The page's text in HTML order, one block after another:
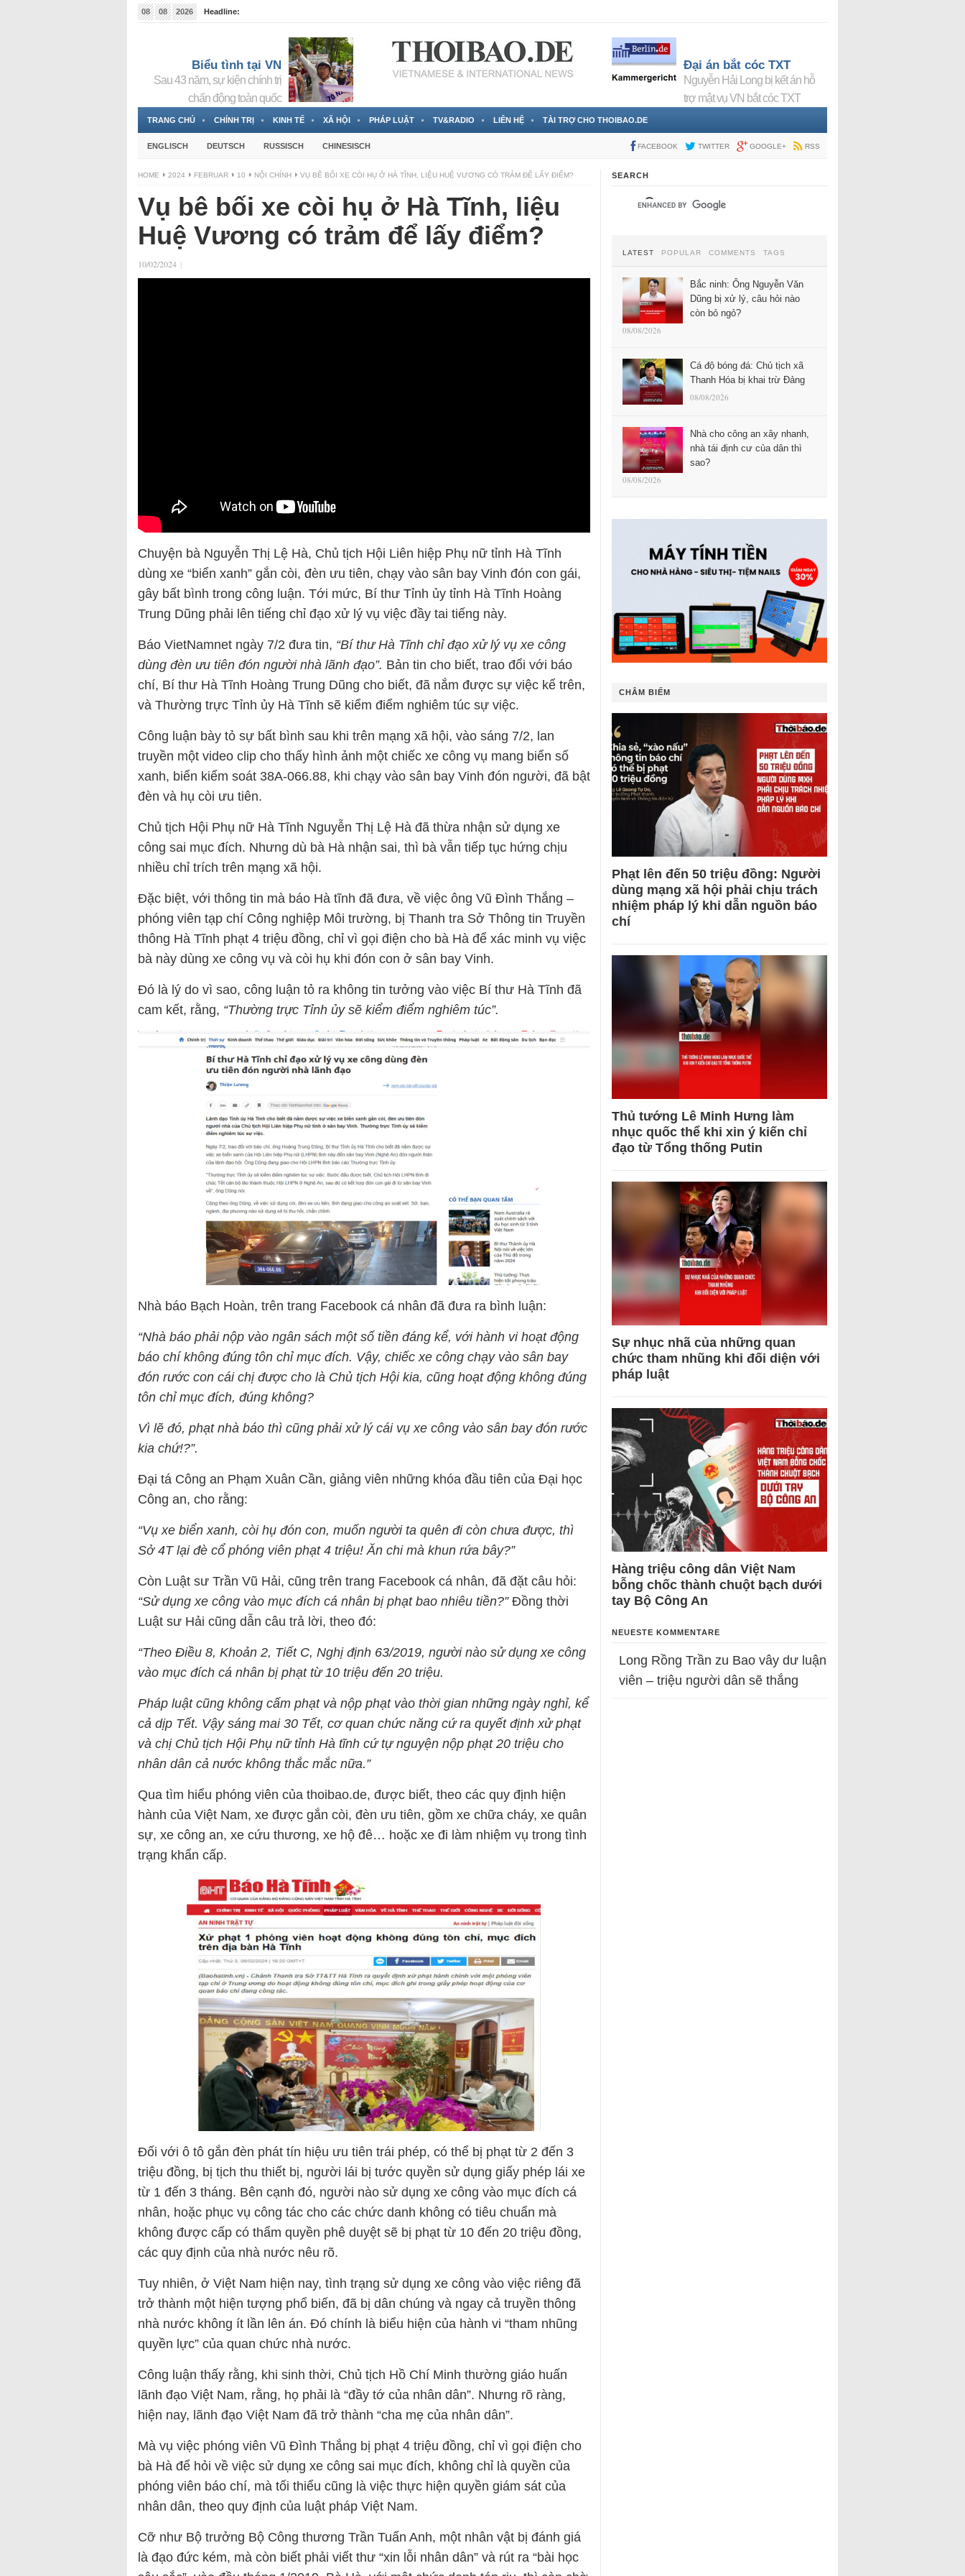
08 08 2026
Headline:
Biểu tình tại VN
Sau 43 năm, sự kiện chính trị
chấn động toàn quốc
Đại án bắt cóc TXT
Nguyễn Hải Long bị kết án hỗ
trợ mật vụ VN bắt cóc TXT
TRANG CHỦ CHÍNH TRỊ KINH TẾ XÃ HỘI PHÁP LUẬT TV&RADIO LIÊN HỆ TÀI TRỢ CHO THOIBAO.DE
ENGLISCH DEUTSCH RUSSISCH CHINESISCH FACEBOOK TWITTER GOOGLE+ RSS
HOME 2024 FEBRUAR 10 NỘI CHÍNH VỤ BÊ BỐI XE CÒI HỤ Ở HÀ TĨNH, LIỆU HUỆ VƯƠNG CÓ TRẢM ĐỂ LẤY ĐIỂM?
Vụ bê bối xe còi hụ ở Hà Tĩnh, liệu
Huệ Vương có trảm để lấy điểm?
10/02/2024 |
Chuyện bà Nguyễn Thị Lệ Hà, Chủ tịch Hội Liên hiệp Phụ nữ tỉnh Hà Tĩnh
dùng xe “biển xanh” gắn còi, đèn ưu tiên, chạy vào sân bay Vinh đón con gái,
gây bất bình trong công luận. Tới mức, Bí thư Tỉnh ủy tỉnh Hà Tĩnh Hoàng
Trung Dũng phải lên tiếng chỉ đạo xử lý vụ việc đầy tai tiếng này.
Báo VietNamnet ngày 7/2 đưa tin, “Bí thư Hà Tĩnh chỉ đạo xử lý vụ xe công
dùng đèn ưu tiên đón người nhà lãnh đạo”. Bản tin cho biết, trao đổi với báo
chí, Bí thư Hà Tĩnh Hoàng Trung Dũng cho biết, đã nắm được sự việc kể trên,
và Thường trực Tỉnh ủy Hà Tĩnh sẽ kiểm điểm nghiêm túc sự việc.
Công luận bày tỏ sự bất bình sau khi trên mạng xã hội, vào sáng 7/2, lan
truyền một video clip cho thấy hình ảnh một chiếc xe công vụ mang biển số
xanh, biển kiểm soát 38A-066.88, khi chạy vào sân bay Vinh đón người, đã bật
đèn và hụ còi ưu tiên.
Chủ tịch Hội Phụ nữ Hà Tĩnh Nguyễn Thị Lệ Hà đã thừa nhận sử dụng xe
công sai mục đích. Nhưng dù bà Hà nhận sai, thì bà vẫn tiếp tục hứng chịu
nhiều chỉ trích trên mạng xã hội.
Đặc biệt, với thông tin mà báo Hà tĩnh đã đưa, về việc ông Vũ Đình Thắng –
phóng viên tạp chí Công nghiệp Môi trường, bị Thanh tra Sở Thông tin Truyền
thông Hà Tĩnh phạt 4 triệu đồng, chỉ vì gọi điện cho bà Hà để xác minh vụ việc
bà này dùng xe công vụ và còi hụ khi đón con ở sân bay Vinh.
Đó là lý do vì sao, công luận tỏ ra không tin tưởng vào việc Bí thư Hà Tĩnh đã
cam kết, rằng, “Thường trực Tỉnh ủy sẽ kiểm điểm nghiêm túc”.
Nhà báo Bạch Hoàn, trên trang Facebook cá nhân đã đưa ra bình luận:
“Nhà báo phải nộp vào ngân sách một số tiền đáng kể, với hành vi hoạt động
báo chí không đúng tôn chỉ mục đích. Vậy, chiếc xe công chạy vào sân bay
đón rước con cái chị được cho là Chủ tịch Hội kia, cũng hoạt động không đúng
tôn chỉ mục đích, đúng không?
Vì lẽ đó, phạt nhà báo thì cũng phải xử lý cái vụ xe công vào sân bay đón rước
kia chứ!?”.
Đại tá Công an Phạm Xuân Cần, giảng viên những khóa đầu tiên của Đại học
Công an, cho rằng:
“Vụ xe biển xanh, còi hụ đón con, muốn người ta quên đi còn chưa được, thì
Sở 4T lại đè cổ phóng viên phạt 4 triệu! Ăn chi mà khun rứa bây?”
Còn Luật sư Trần Vũ Hải, cũng trên trang Facebook cá nhân, đã đặt câu hỏi:
“Sử dụng xe công vào mục đích cá nhân bị phạt bao nhiêu tiền?”Đồng thời
Luật sư Hải cũng dẫn câu trả lời, theo đó:
“Theo Điều 8, Khoản 2, Tiết C, Nghị định 63/2019, người nào sử dụng xe công
vào mục đích cá nhân bị phạt từ 10 triệu đến 20 triệu.
Pháp luật cũng không cấm phạt và nộp phạt vào thời gian những ngày nghỉ, kể
cả dịp Tết. Vậy sáng mai 30 Tết, cơ quan chức năng cứ ra quyết định xử phạt
và chị Chủ tịch Hội Phụ nữ tỉnh Hà tĩnh cứ tự nguyện nộp phạt 20 triệu cho
nhân dân cả nước không thắc mắc nữa.”
Qua tìm hiểu phóng viên của thoibao.de, được biết, theo các quy định hiện
hành của Việt Nam, xe được gắn còi, đèn ưu tiên, gồm xe chữa cháy, xe quân
sự, xe công an, xe cứu thương, xe hộ đê… hoặc xe đi làm nhiệm vụ trong tình
trạng khẩn cấp.
Đối với ô tô gắn đèn phát tín hiệu ưu tiên trái phép, có thể bị phạt từ 2 đến 3
triệu đồng, bị tịch thu thiết bị, người lái bị tước quyền sử dụng giấy phép lái xe
từ 1 đến 3 tháng. Bên cạnh đó, người nào sử dụng xe công vào mục đích cá
nhân, hoặc phục vụ công tác cho các chức danh không có tiêu chuẩn mà
không được cấp có thẩm quyền phê duyệt sẽ bị phạt từ 10 đến 20 triệu đồng,
các quy định của nhà nước nêu rõ.
Tuy nhiên, ở Việt Nam hiện nay, tình trạng sử dụng xe công vào việc riêng đã
trở thành một hiện tượng phổ biến, đã bị dân chúng và ngay cả truyền thông
nhà nước không ít lần lên án. Đó chính là biểu hiện của hành vi “tham nhũng
quyền lực” của quan chức nhà nước.
Công luận thấy rằng, khi sinh thời, Chủ tịch Hồ Chí Minh thường giáo huấn
lãnh đạo Việt Nam, rằng, họ phải là “đầy tớ của nhân dân”. Nhưng rõ ràng,
hiện nay, lãnh đạo Việt Nam đã trở thành “cha mẹ của nhân dân”.
Mà vụ việc phóng viên Vũ Đình Thắng bị phạt 4 triệu đồng, chỉ vì gọi điện cho
bà Hà để hỏi về việc sử dụng xe công sai mục đích, không chỉ là quyền của
phóng viên báo chí, mà tối thiểu cũng là việc thực hiện quyền giám sát của
nhân dân, theo quy định của luật pháp Việt Nam.
Cỡ như Bộ trưởng Bộ Công thương Trần Tuấn Anh, một nhân vật bị đánh giá
là đạo đức kém, mà còn biết phải viết thư “xin lỗi nhân dân” và rút ra “bài học
SEARCH
LATEST POPULAR COMMENTS TAGS
Bắc ninh: Ông Nguyễn Văn
Dũng bị xử lý, câu hỏi nào
còn bỏ ngỏ?
08/08/2026
Cá độ bóng đá: Chủ tịch xã
Thanh Hóa bị khai trừ Đảng
08/08/2026
Nhà cho công an xây nhanh,
nhà tái định cư của dân thì
sao?
08/08/2026
CHÂM BIẾM
Phạt lên đến 50 triệu đồng: Người
dùng mạng xã hội phải chịu trách
nhiệm pháp lý khi dẫn nguồn báo
chí
Thủ tướng Lê Minh Hưng làm
nhục quốc thể khi xin ý kiến chỉ
đạo từ Tổng thống Putin
Sự nhục nhã của những quan
chức tham nhũng khi đối diện với
pháp luật
Hàng triệu công dân Việt Nam
bỗng chốc thành chuột bạch dưới
tay Bộ Công An
NEUESTE KOMMENTARE
Long Rồng Trần zu Bao vây dư luận
viên – triệu người dân sẽ thắng